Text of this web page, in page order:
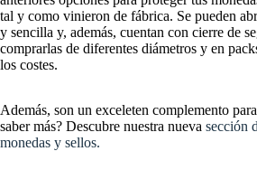
tal y como vinieron de fábrica. Se pueden
y sencilla y, además, cuentan con cierre de
comprarlas de diferentes diámetros y en
los costes.
Además, son un exceleten complemento
saber más? Descubre nuestra nueva sección
monedas y sellos.